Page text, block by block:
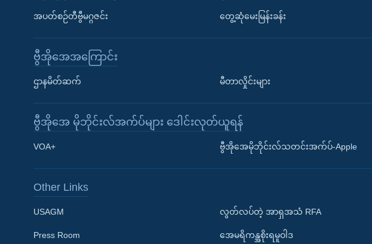
Learning English
ဘာသာစကားများ
အပတ်စဉ်တီဗွီမဂ္ဂဇင်း တွေ့ဆုံမေးမြန်းခန်း
ဗွီအိုအေအကြောင်း
ဌာနမိတ်ဆက် မီတာလှိုင်းများ
ဗွီအိုအေ မိုဘိုင်းလ်အက်ပ်များ ဒေါင်းလုတ်ယူရန်
VOA+ ဗွီအိုအေမိုဘိုင်းလ်သတင်းအက်ပ်-Apple
Other Links
USAGM
Press Room
လွတ်လပ်တဲ့ အာရှအသံ RFA
အေမရိကန္အစိုးရမူဝါဒ